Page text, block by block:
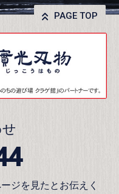
PAGE TOP
ジを見たとお伝えく